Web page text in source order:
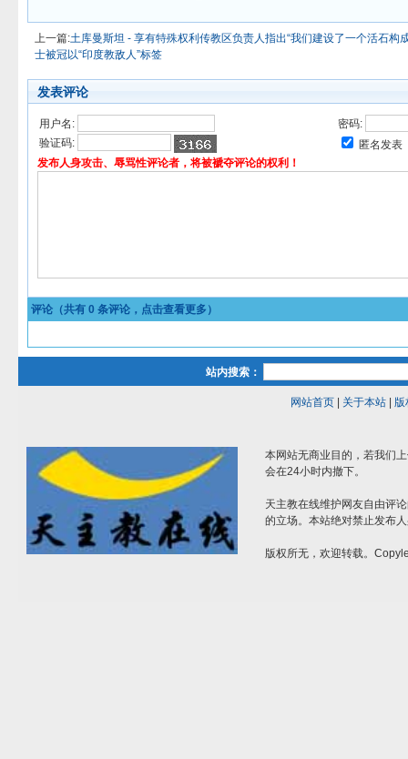
上一篇:土库曼斯坦 - 享有特殊权利传教区负责人指出“我们建设了一个活石构
士被冠以“印度教敌人”标签
发表评论
用户名:
密码:
验证码:
匿名发表
发布人身攻击、辱骂性评论者，将被褫夺评论的权利！
评论（共有 0 条评论，点击查看更多）
站内搜索：
网站首页| 关于本站| 版
本网站无商业目的，若我们
会在24小时内撤下。
天主教在线维护网友自由评
的立场。本站绝对禁止发布
版权所无，欢迎转载。